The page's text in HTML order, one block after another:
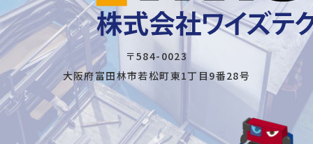
〒584-0023
大阪府富田林市若松町東1丁目9番28号